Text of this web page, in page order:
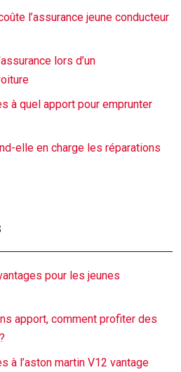
l’assurance jeune conducteur
lors d’un
à quel apport pour emprunter
elle en charge les réparations
pour les jeunes
apport, comment profiter des
à l’aston martin V12 vantage